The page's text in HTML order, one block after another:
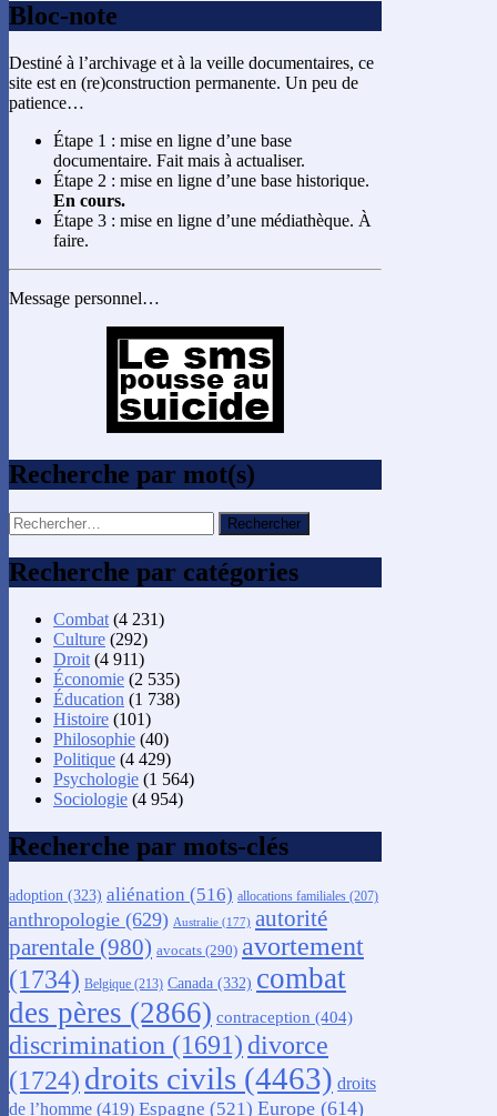
Bloc-note
Destiné à l’archivage et à la veille documentaires, ce
site est en (re)construction permanente. Un peu de
patience…
Étape 1 : mise en ligne d’une base
documentaire. Fait mais à actualiser.
Étape 2 : mise en ligne d’une base historique.
En cours.
Étape 3 : mise en ligne d’une médiathèque. À
faire.
Message personnel…
Recherche par mot(s)
Rechercher :
Recherche par catégories
Combat (4 231)
Culture (292)
Droit (4 911)
Économie (2 535)
Éducation (1 738)
Histoire (101)
Philosophie (40)
Politique (4 429)
Psychologie (1 564)
Sociologie (4 954)
Recherche par mots-clés
adoption (323) aliénation (516) allocations familiales (207)
anthropologie (629) Australie (177) autorité
parentale (980) avocats (290) avortement
(1734) Belgique (213) Canada (332) combat
des pères (2866) contraception (404)
discrimination (1691) divorce
(1724) droits civils (4463) droits
de l’homme (419) Espagne (521) Europe (614)